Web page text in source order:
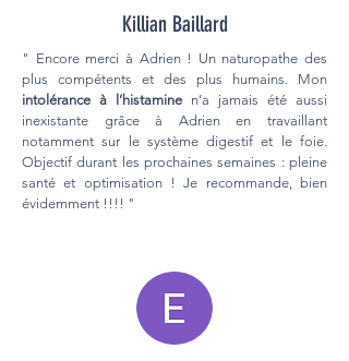
Killian Baillard
" Encore merci à Adrien ! Un naturopathe des
plus compétents et des plus humains. Mon
intolérance à l’histamine n’a jamais été aussi
inexistante grâce à Adrien en travaillant
notamment sur le système digestif et le foie.
Objectif durant les prochaines semaines : pleine
santé et optimisation ! Je recommande, bien
évidemment !!!! "